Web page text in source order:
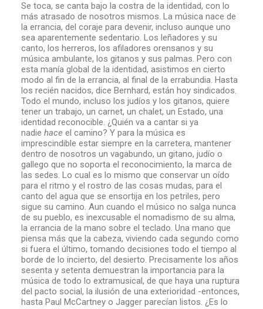
Se toca, se canta bajo la costra de la identidad, con lo
más atrasado de nosotros mismos. La música nace de
la errancia, del coraje para devenir, incluso aunque uno
sea aparentemente sedentario. Los leñadores y su
canto, los herreros, los afiladores orensanos y su
música ambulante, los gitanos y sus palmas. Pero con
esta manía global de la identidad, asistimos en cierto
modo al fin de la errancia, al final de la errabundia. Hasta
los recién nacidos, dice Bernhard, están hoy sindicados.
Todo el mundo, incluso los judíos y los gitanos, quiere
tener un trabajo, un carnet, un chalet, un Estado, una
identidad reconocible. ¿Quién va a cantar si ya
nadie hace el camino? Y para la música es
imprescindible estar siempre en la carretera, mantener
dentro de nosotros un vagabundo, un gitano, judío o
gallego que no soporta el reconocimiento, la marca de
las sedes. Lo cual es lo mismo que conservar un oído
para el ritmo y el rostro de las cosas mudas, para el
canto del agua que se ensortija en los petriles, pero
sigue su camino. Aun cuando el músico no salga nunca
de su pueblo, es inexcusable el nomadismo de su alma,
la errancia de la mano sobre el teclado. Una mano que
piensa más que la cabeza, viviendo cada segundo como
si fuera el último, tomando decisiones todo el tiempo al
borde de lo incierto, del desierto. Precisamente los años
sesenta y setenta demuestran la importancia para la
música de todo lo extramusical, de que haya una ruptura
del pacto social, la ilusión de una exterioridad -entonces,
hasta Paul McCartney o Jagger parecían listos. ¿Es lo